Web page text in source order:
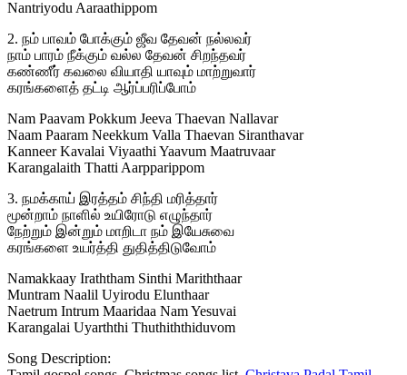
Nantriyodu Aaraathippom
2. நம் பாவம் போக்கும் ஜீவ தேவன் நல்லவர்
நாம் பாரம் நீக்கும் வல்ல தேவன் சிறந்தவர்
கண்ணீர் கவலை வியாதி யாவும் மாற்றுவார்
கரங்களைத் தட்டி ஆர்ப்பரிப்போம்
Nam Paavam Pokkum Jeeva Thaevan Nallavar
Naam Paaram Neekkum Valla Thaevan Siranthavar
Kanneer Kavalai Viyaathi Yaavum Maatruvaar
Karangalaith Thatti Aarpparippom
3. நமக்காய் இரத்தம் சிந்தி மரித்தார்
மூன்றாம் நாளில் உயிரோடு எழுந்தார்
நேற்றும் இன்றும் மாறிடா நம் இயேசுவை
கரங்களை உயர்த்தி துதித்திடுவோம்
Namakkaay Iraththam Sinthi Mariththaar
Muntram Naalil Uyirodu Elunthaar
Naetrum Intrum Maaridaa Nam Yesuvai
Karangalai Uyarththi Thuthiththiduvom
Song Description: